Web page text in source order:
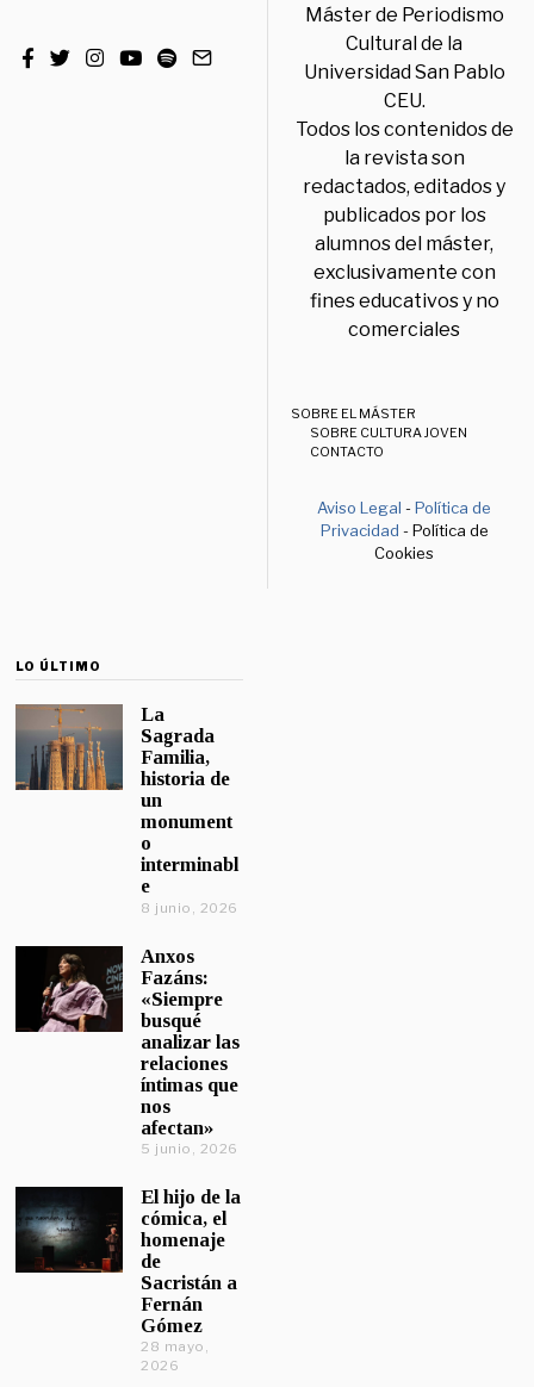
Máster de Periodismo
Cultural de la
Universidad San Pablo
CEU.
Todos los contenidos de
la revista son
redactados, editados y
publicados por los
alumnos del máster,
exclusivamente con
fines educativos y no
comerciales
SOBRE EL MÁSTER
SOBRE CULTURA JOVEN
CONTACTO
Aviso Legal -Política de
Privacidad - Política de
Cookies
LO ÚLTIMO
La
Sagrada
Familia,
historia de
un
monument
o
interminabl
e
8 junio, 2026
Anxos
Fazáns:
«Siempre
busqué
analizar las
relaciones
íntimas que
nos
afectan»
5 junio, 2026
El hijo de la
cómica, el
homenaje
de
Sacristán a
Fernán
Gómez
28 mayo,
2026